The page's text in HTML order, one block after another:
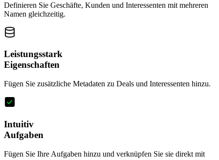
Definieren Sie Geschäfte, Kunden und Interessenten mit mehreren
Namen gleichzeitig.
Leistungsstark
Eigenschaften
Fügen Sie zusätzliche Metadaten zu Deals und Interessenten hinzu.
Intuitiv
Aufgaben
Fügen Sie Ihre Aufgaben hinzu und verknüpfen Sie sie direkt mit